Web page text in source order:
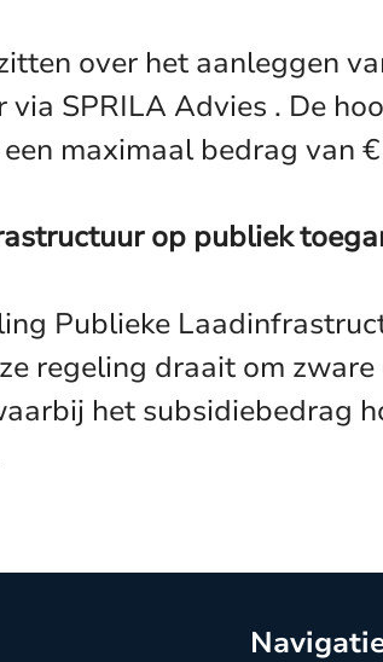
over het aanleggen
SPRILA Advies . De
maximaal bedrag van
op publiek
Publieke
regeling draait om
het subsidiebedrag